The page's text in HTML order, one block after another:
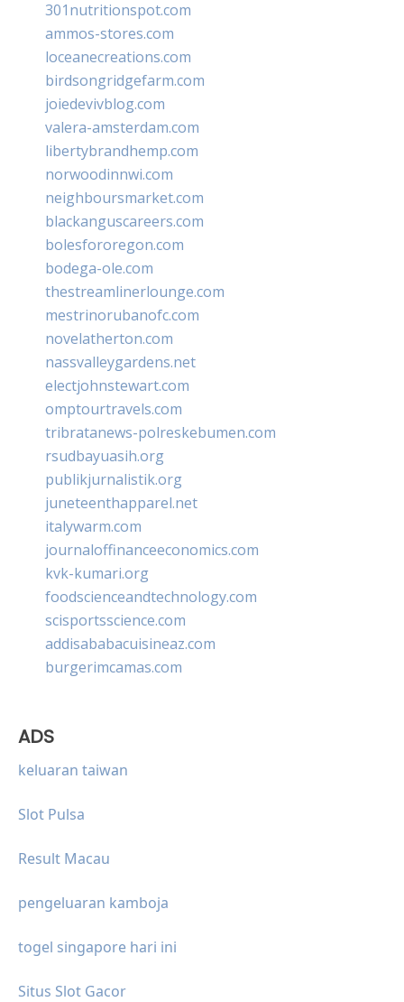
301nutritionspot.com
ammos-stores.com
loceanecreations.com
birdsongridgefarm.com
joiedevivblog.com
valera-amsterdam.com
libertybrandhemp.com
norwoodinnwi.com
neighboursmarket.com
blackanguscareers.com
bolesfororegon.com
bodega-ole.com
thestreamlinerlounge.com
mestrinorubanofc.com
novelatherton.com
nassvalleygardens.net
electjohnstewart.com
omptourtravels.com
tribratanews-polreskebumen.com
rsudbayuasih.org
publikjurnalistik.org
juneteenthapparel.net
italywarm.com
journaloffinanceeconomics.com
kvk-kumari.org
foodscienceandtechnology.com
scisportsscience.com
addisababacuisineaz.com
burgerimcamas.com
ADS
keluaran taiwan
Slot Pulsa
Result Macau
pengeluaran kamboja
togel singapore hari ini
Situs Slot Gacor